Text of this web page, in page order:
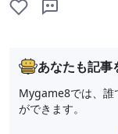
あなたも記事
Mygame8では、誰
ができます。